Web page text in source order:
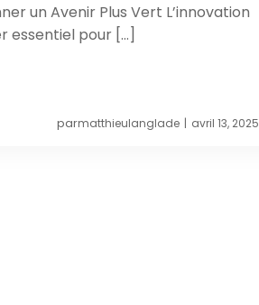
un Avenir Plus Vert L’innovation
essentiel pour […]
parmatthieulanglade | avril 13, 2025